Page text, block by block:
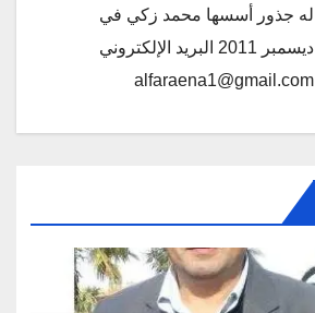
له جذور أسسها محمد زكي في
ديسمبر 2011 البريد الإلكتروني
alfaraena1@gmail.com